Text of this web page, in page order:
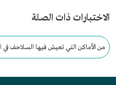
الاختبارات ذات الصلة
من الأماكن التي تعيش فيها السلاحف